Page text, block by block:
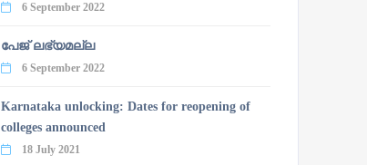
6 September 2022
പേജ് ലഭ്യമല്ല
6 September 2022
Karnataka unlocking: Dates for reopening of
colleges announced
18 July 2021